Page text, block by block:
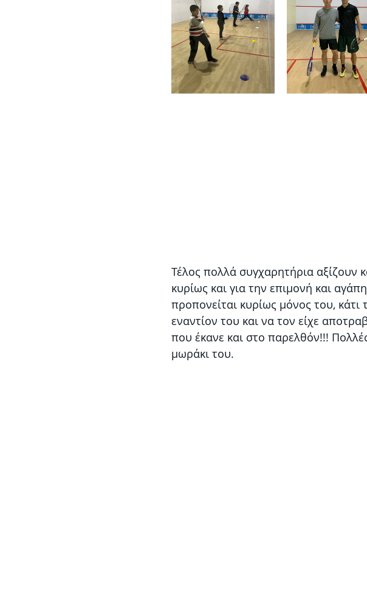
Τέλος πολλά συγχαρητήρια αξίζουν
κυρίως και για την επιμονή και
προπονείται κυρίως μόνος του,
εναντίον του και να τον είχε
που έκανε και στο παρελθόν!!!
μωράκι του.